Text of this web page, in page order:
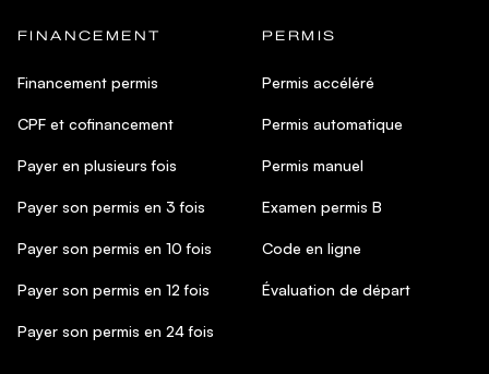
FINANCEMENT
Financement permis
CPF et cofinancement
Payer en plusieurs fois
Payer son permis en 3 fois
Payer son permis en 10 fois
Payer son permis en 12 fois
Payer son permis en 24 fois
PERMIS
Permis accéléré
Permis automatique
Permis manuel
Examen permis B
Code en ligne
Évaluation de départ